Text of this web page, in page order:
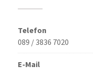
Telefon
089 / 3836 7020
E-Mail